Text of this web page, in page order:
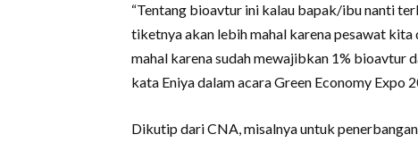
“Tentang bioavtur ini kalau bapak/ibu nanti
tiketnya akan lebih mahal karena pesawat
mahal karena sudah mewajibkan 1% bioavtur
kata Eniya dalam acara Green Economy
Dikutip dari CNA, misalnya untuk